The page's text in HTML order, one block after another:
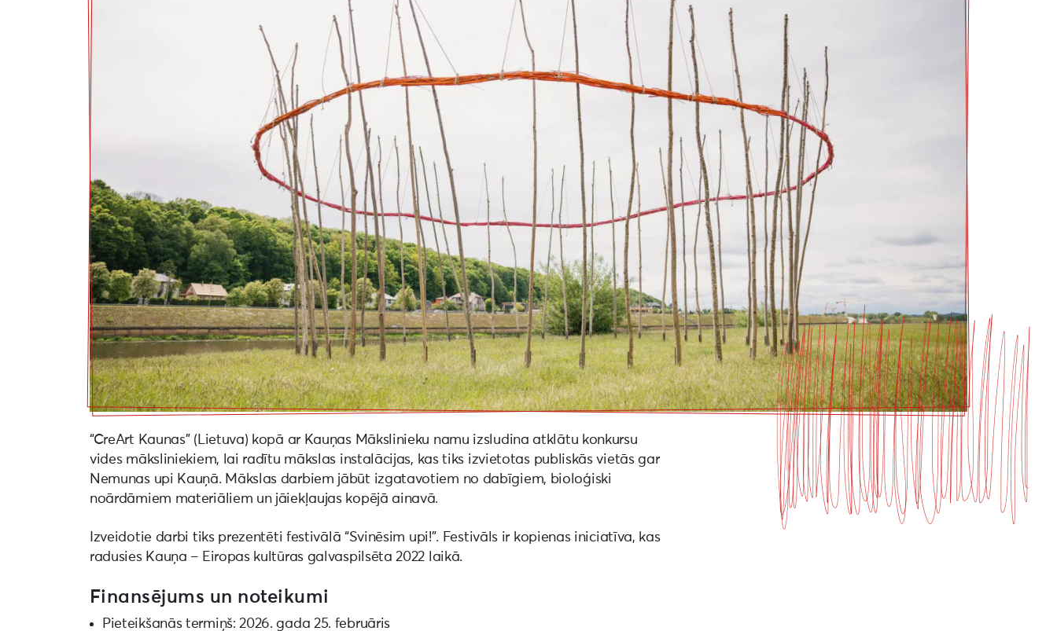
“CreArt Kaunas” (Lietuva) kopā ar Kauņas Mākslinieku namu izsludina atklātu konkursu
vides māksliniekiem, lai radītu mākslas instalācijas, kas tiks izvietotas publiskās vietās gar
Nemunas upi Kauņā. Mākslas darbiem jābūt izgatavotiem no dabīgiem, bioloģiski
noārdāmiem materiāliem un jāiekļaujas kopējā ainavā.
Izveidotie darbi tiks prezentēti festivālā “Svinēsim upi!”. Festivāls ir kopienas iniciatīva, kas
radusies Kauņa – Eiropas kultūras galvaspilsēta 2022 laikā.
Finansējums un noteikumi
Pieteikšanās termiņš: 2026. gada 25. februāris